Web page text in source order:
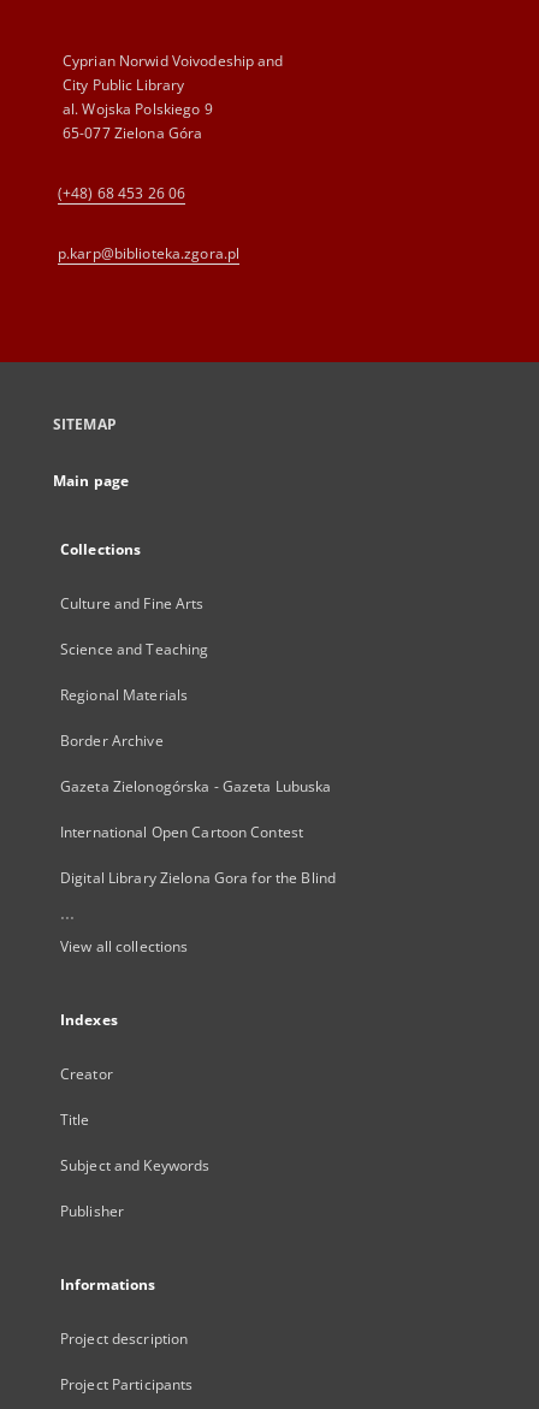
Cyprian Norwid Voivodeship and
City Public Library
al. Wojska Polskiego 9
65-077 Zielona Góra
(+48) 68 453 26 06
p.karp@biblioteka.zgora.pl
SITEMAP
Main page
Collections
Culture and Fine Arts
Science and Teaching
Regional Materials
Border Archive
Gazeta Zielonogórska - Gazeta Lubuska
International Open Cartoon Contest
Digital Library Zielona Gora for the Blind
...
View all collections
Indexes
Creator
Title
Subject and Keywords
Publisher
Informations
Project description
Project Participants